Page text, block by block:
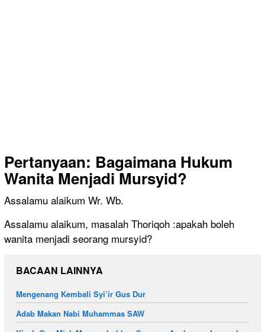
Pertanyaan: Bagaimana Hukum
Wanita Menjadi Mursyid?
Assalamu alaikum Wr. Wb.
Assalamu alaikum, masalah Thoriqoh :apakah boleh
wanita menjadi seorang mursyid?
BACAAN LAINNYA
Mengenang Kembali Syi’ir Gus Dur
Adab Makan Nabi Muhammas SAW